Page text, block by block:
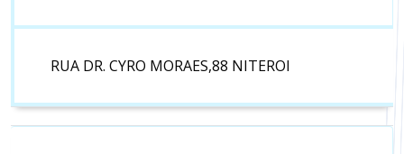
RUA DR. CYRO MORAES,88 NITEROI